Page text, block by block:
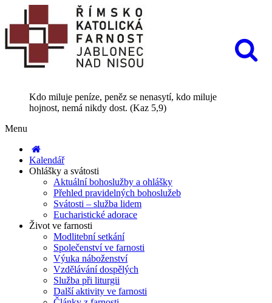
Kdo miluje peníze, peněz se nenasytí, kdo miluje
hojnost, nemá nikdy dost. (Kaz 5,9)
Menu
Kalendář
Ohlášky a svátosti
Aktuální bohoslužby a ohlášky
Přehled pravidelných bohoslužeb
Svátosti – služba lidem
Eucharistické adorace
Život ve farnosti
Modlitební setkání
Společenství ve farnosti
Výuka náboženství
Vzdělávání dospělých
Služba při liturgii
Další aktivity ve farnosti